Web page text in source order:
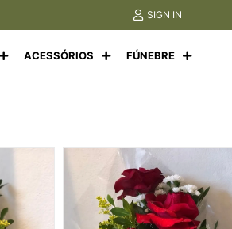
SIGN IN
ACESSÓRIOS FÚNEBRE